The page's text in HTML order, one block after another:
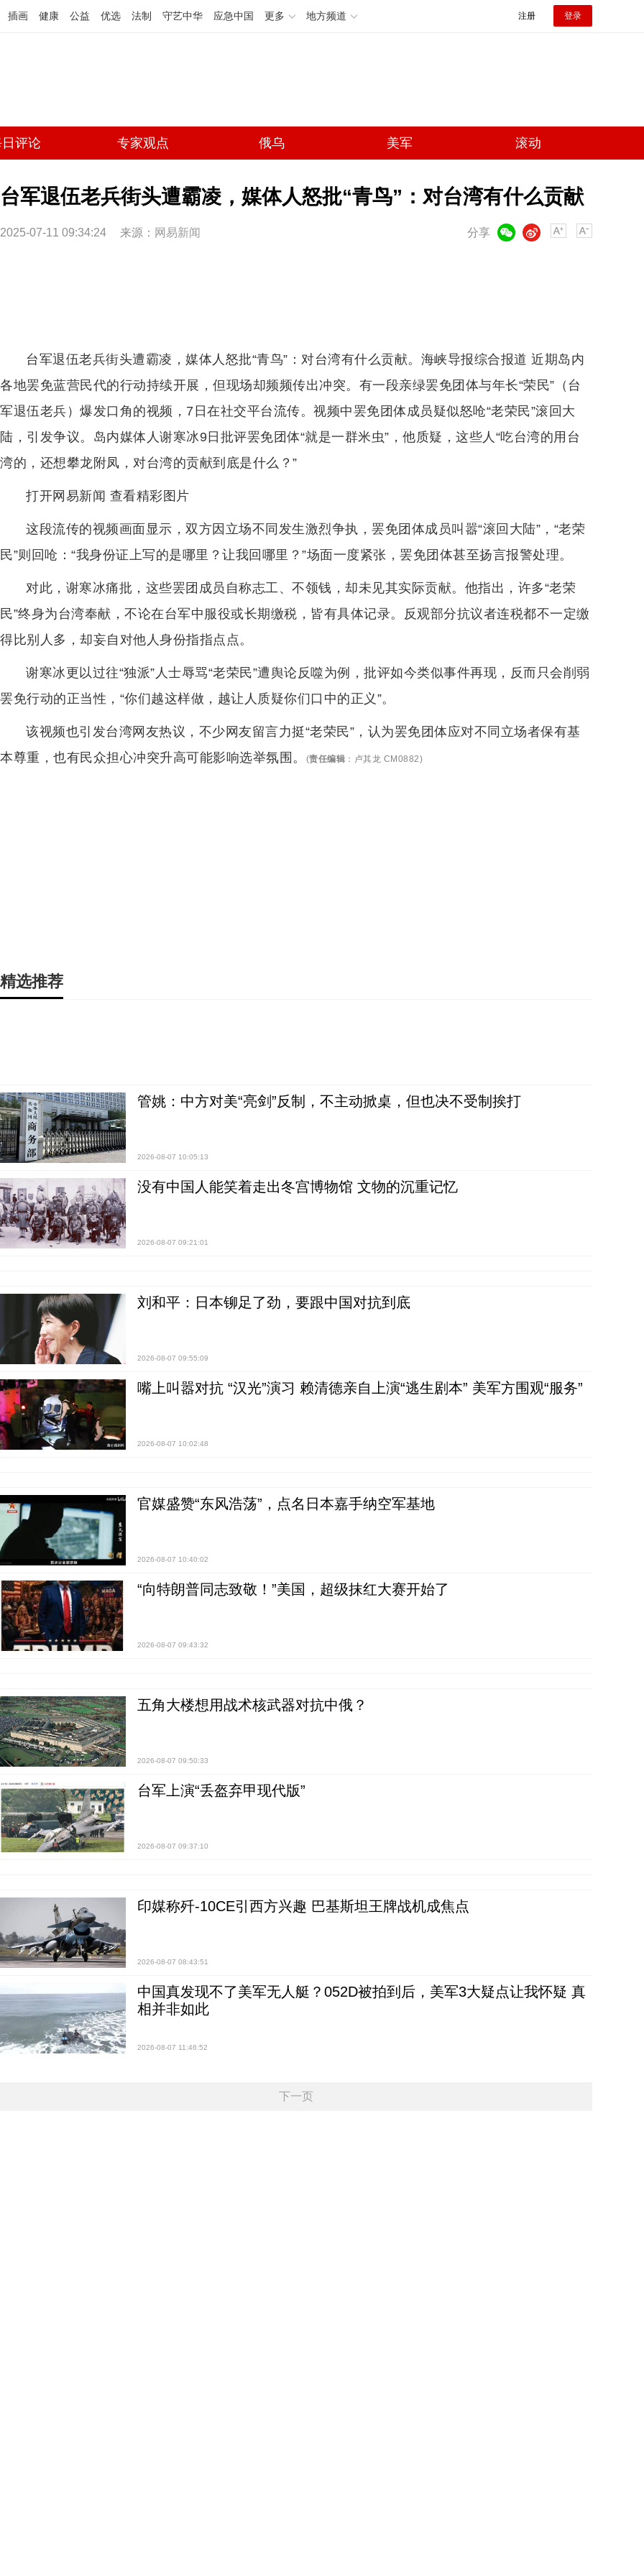
插画 健康 公益 优选 法制 守艺中华 应急中国 更多 地方频道 注册 登录
评论 专家观点 俄乌 美军 滚动
台军退伍老兵街头遭霸凌，媒体人怒批“青鸟”：对台湾有什么贡献
2025-07-11 09:34:24 来源： 网易新闻 分享
微博
台军退伍老兵街头遭霸凌，媒体人怒批“青鸟”：对台湾有什么贡献。海峡导报综合报道 近期岛内
各地罢免蓝营民代的行动持续开展，但现场却频频传出冲突。有一段亲绿罢免团体与年长“荣民”（台
军退伍老兵）爆发口角的视频，7日在社交平台流传。视频中罢免团体成员疑似怒呛“老荣民”滚回大
陆，引发争议。岛内媒体人谢寒冰9日批评罢免团体“就是一群米虫”，他质疑，这些人“吃台湾的用台
湾的，还想攀龙附凤，对台湾的贡献到底是什么？”
打开网易新闻 查看精彩图片
这段流传的视频画面显示，双方因立场不同发生激烈争执，罢免团体成员叫嚣“滚回大陆”，“老荣
民”则回呛：“我身份证上写的是哪里？让我回哪里？”场面一度紧张，罢免团体甚至扬言报警处理。
对此，谢寒冰痛批，这些罢团成员自称志工、不领钱，却未见其实际贡献。他指出，许多“老荣
民”终身为台湾奉献，不论在台军中服役或长期缴税，皆有具体记录。反观部分抗议者连税都不一定缴
得比别人多，却妄自对他人身份指指点点。
谢寒冰更以过往“独派”人士辱骂“老荣民”遭舆论反噬为例，批评如今类似事件再现，反而只会削弱
罢免行动的正当性，“你们越这样做，越让人质疑你们口中的正义”。
该视频也引发台湾网友热议，不少网友留言力挺“老荣民”，认为罢免团体应对不同立场者保有基
本尊重，也有民众担心冲突升高可能影响选举氛围。
(责任编辑 ： 卢其龙 CM0882)
精选推荐
管姚：中方对美“亮剑”反制，不主动掀桌，但也决不受制挨打
2026-08-07 10:05:13
没有中国人能笑着走出冬宫博物馆 文物的沉重记忆
2026-08-07 09:21:01
刘和平：日本铆足了劲，要跟中国对抗到底
2026-08-07 09:55:09
嘴上叫嚣对抗 “汉光”演习 赖清德亲自上演“逃生剧本” 美军方围观“服务”
2026-08-07 10:02:48
官媒盛赞“东风浩荡”，点名日本嘉手纳空军基地
2026-08-07 10:40:02
“向特朗普同志致敬！”美国，超级抹红大赛开始了
2026-08-07 09:43:32
五角大楼想用战术核武器对抗中俄？
2026-08-07 09:50:33
台军上演“丢盔弃甲现代版”
2026-08-07 09:37:10
印媒称歼-10CE引西方兴趣 巴基斯坦王牌战机成焦点
2026-08-07 08:43:51
中国真发现不了美军无人艇？052D被拍到后，美军3大疑点让我怀疑 真
相并非如此
2026-08-07 11:46:52
下一页